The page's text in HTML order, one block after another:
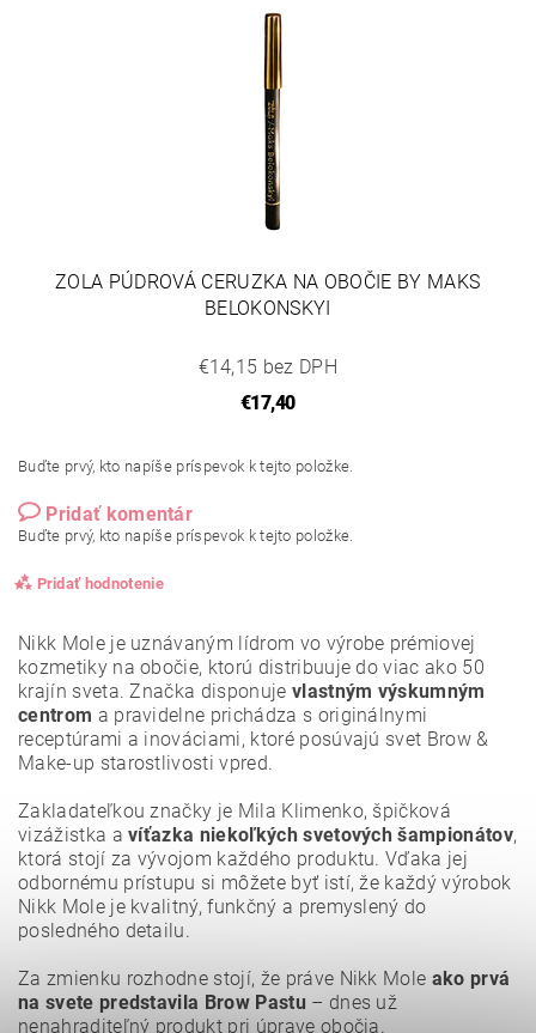
ZOLA PÚDROVÁ CERUZKA NA OBOČIE BY MAKS
BELOKONSKYI
€14,15 bez DPH
€17,40
Buďte prvý, kto napíše príspevok k tejto položke.
Pridať komentár
Buďte prvý, kto napíše príspevok k tejto položke.
Pridať hodnotenie
osobných údajov.
Nikk Mole je uznávaným lídrom vo výrobe prémiovej
kozmetiky na obočie, ktorú distribuuje do viac ako 50
krajín sveta. Značka disponuje vlastným výskumným
centrom a pravidelne prichádza s originálnymi
receptúrami a inováciami, ktoré posúvajú svet Brow &
Make-up starostlivosti vpred.
Zakladateľkou značky je Mila Klimenko, špičková
vizážistka avíťazka niekoľkých svetových šampionátov,
ktorá stojí za vývojom každého produktu. Vďaka jej
odbornému prístupu si môžete byť istí, že každý výrobok
Nikk Mole je kvalitný, funkčný a premyslený do
posledného detailu.
Za zmienku rozhodne stojí, že práve Nikk Mole ako prvá
na svete predstavila Brow Pastu– dnes už
nenahraditeľný produkt pri úprave obočia.